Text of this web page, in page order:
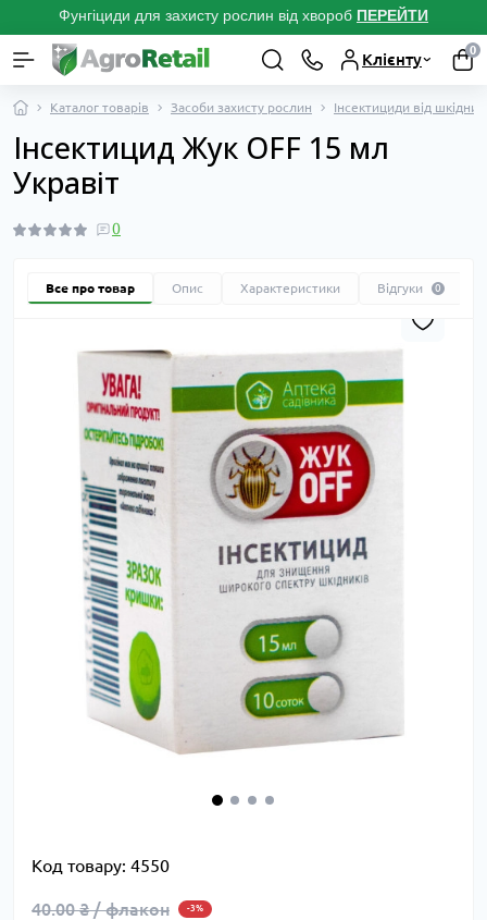
Фунгіциди для захисту рослин від хвороб ПЕРЕЙТИ
Клієнту
0
Каталог товарів Засоби захисту рослин Інсектициди від
Інсектицид Жук OFF 15 мл
Укравіт
0
Все про товар Опис Характеристики Відгуки 0
Код товару: 4550
40.00 ₴ / флакон -3%